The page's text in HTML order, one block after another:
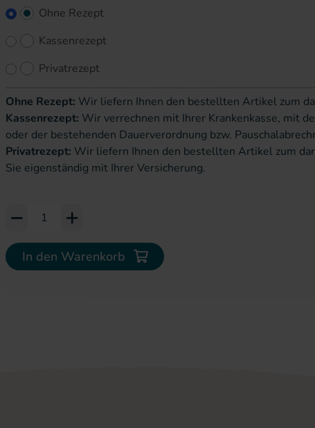
Ohne Rezept
Kassenrezept
Privatrezept
Ohne Rezept: Wir liefern Ihnen den bestellten Artikel zum
Kassenrezept: Wir verrechnen mit Ihrer Krankenkasse, mit
oder der bestehenden Dauerverordnung bzw.
Privatrezept: Wir liefern Ihnen den bestellten Artikel zum
Sie eigenständig mit Ihrer Versicherung.
Add to Cart or Wish List
In den Warenkorb